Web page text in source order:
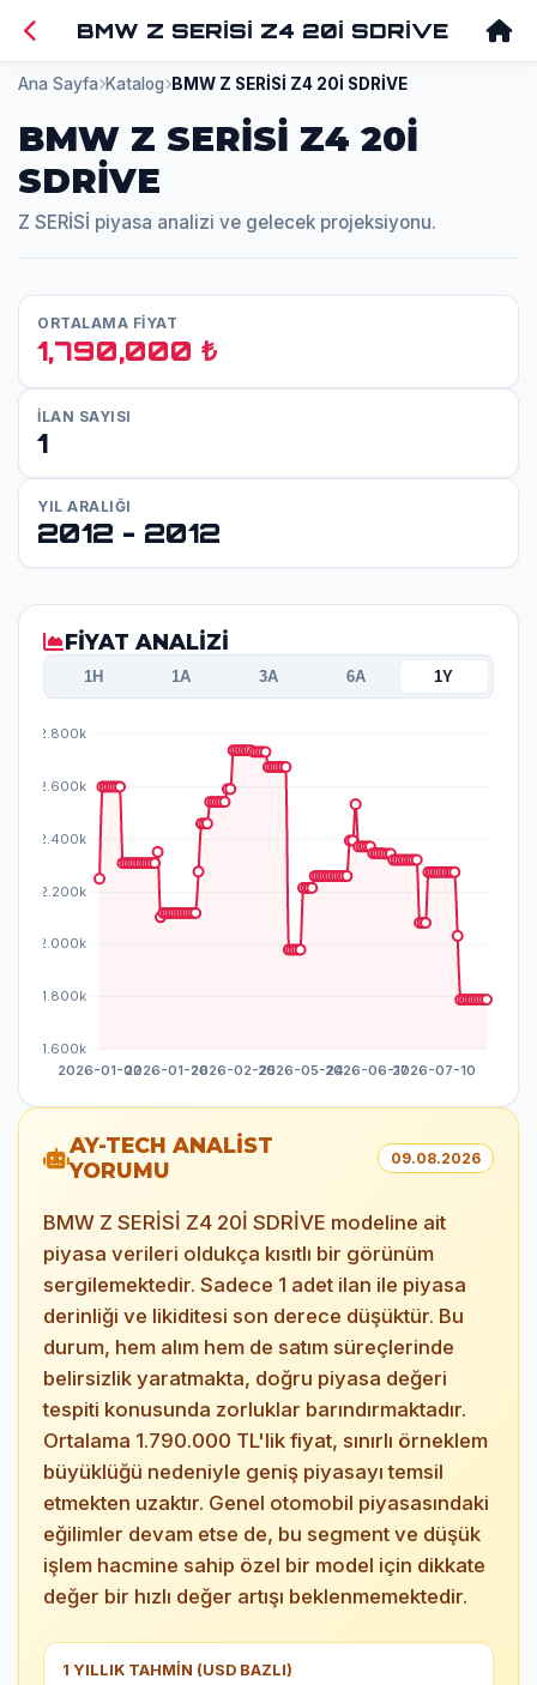
BMW Z SERİSİ Z4 20İ SDRİVE
Ana Sayfa Katalog BMW Z SERİSİ Z4 20İ SDRİVE
BMW Z SERİSİ Z4 20İ
SDRİVE
Z SERİSİ piyasa analizi ve gelecek projeksiyonu.
ORTALAMA FİYAT
1,790,000 ₺
İLAN SAYISI
1
YIL ARALIĞI
2012 - 2012
FİYAT ANALİZİ
1H 1A 3A 6A 1Y
AY-TECH ANALİST
YORUMU
09.08.2026
BMW Z SERİSİ Z4 20İ SDRİVE modeline ait
piyasa verileri oldukça kısıtlı bir görünüm
sergilemektedir. Sadece 1 adet ilan ile piyasa
derinliği ve likiditesi son derece düşüktür. Bu
durum, hem alım hem de satım süreçlerinde
belirsizlik yaratmakta, doğru piyasa değeri
tespiti konusunda zorluklar barındırmaktadır.
Ortalama 1.790.000 TL'lik fiyat, sınırlı örneklem
büyüklüğü nedeniyle geniş piyasayı temsil
etmekten uzaktır. Genel otomobil piyasasındaki
eğilimler devam etse de, bu segment ve düşük
işlem hacmine sahip özel bir model için dikkate
değer bir hızlı değer artışı beklenmemektedir.
1 YILLIK TAHMİN (USD BAZLI)